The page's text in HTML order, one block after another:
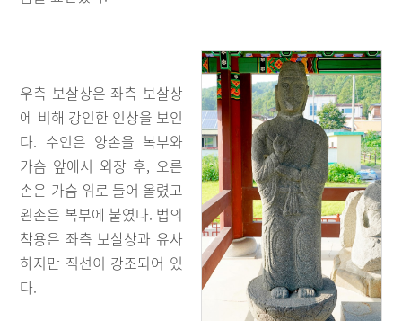
우측 보살상은 좌측 보살상
에 비해 강인한 인상을 보인
다. 수인은 양손을 복부와
가슴 앞에서 외장 후, 오른
손은 가슴 위로 들어 올렸고
왼손은 복부에 붙였다. 법의
착용은 좌측 보살상과 유사
하지만 직선이 강조되어 있
다.